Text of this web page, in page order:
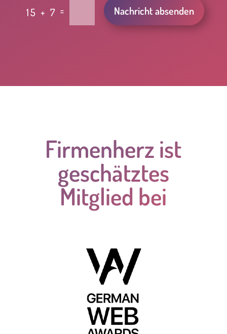
15 + 7 = Nachricht absenden
Alternative:
Firmenherz ist
geschätztes
Mitglied bei